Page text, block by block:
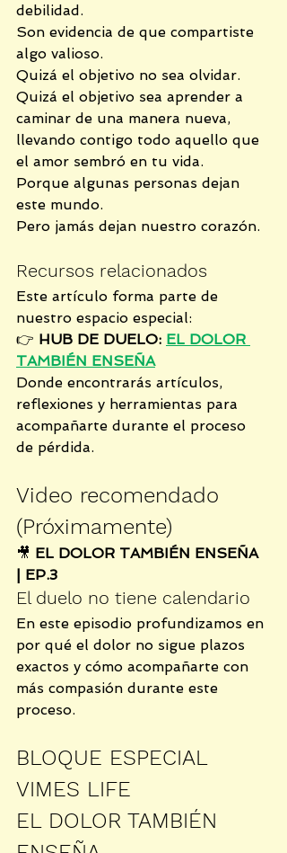
debilidad.
Son evidencia de que compartiste
algo valioso.
Quizá el objetivo no sea olvidar.
Quizá el objetivo sea aprender a
caminar de una manera nueva,
llevando contigo todo aquello que
el amor sembró en tu vida.
Porque algunas personas dejan
este mundo.
Pero jamás dejan nuestro corazón.
Recursos relacionados
Este artículo forma parte de
nuestro espacio especial:
👉 HUB DE DUELO: EL DOLOR
TAMBIÉN ENSEÑA
Donde encontrarás artículos,
reflexiones y herramientas para
acompañarte durante el proceso
de pérdida.
Video recomendado
(Próximamente)
🎥 EL DOLOR TAMBIÉN ENSEÑA
| EP.3
El duelo no tiene calendario
En este episodio profundizamos en
por qué el dolor no sigue plazos
exactos y cómo acompañarte con
más compasión durante este
proceso.
BLOQUE ESPECIAL
VIMES LIFE
EL DOLOR TAMBIÉN